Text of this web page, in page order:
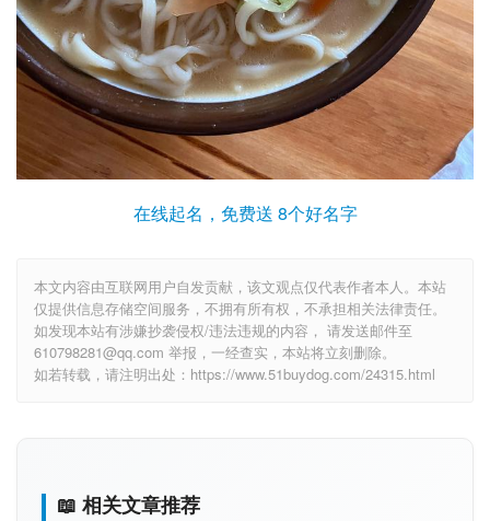
在线起名，免费送 8个好名字
本文内容由互联网用户自发贡献，该文观点仅代表作者本人。本站
仅提供信息存储空间服务，不拥有所有权，不承担相关法律责任。
如发现本站有涉嫌抄袭侵权/违法违规的内容， 请发送邮件至
610798281@qq.com 举报，一经查实，本站将立刻删除。
如若转载，请注明出处：https://www.51buydog.com/24315.html
📖 相关文章推荐